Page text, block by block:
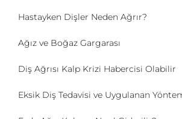
Hastayken Dişler Neden Ağrır?
Ağız ve Boğaz Gargarası
Diş Ağrısı Kalp Krizi Habercisi Olabilir
Eksik Diş Tedavisi ve Uygulanan